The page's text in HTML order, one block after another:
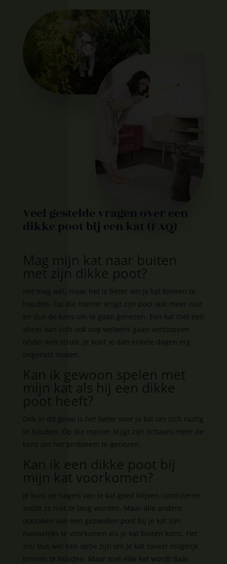
Veel gestelde vragen over een
dikke poot bij een kat (FAQ)
Mag mijn kat naar buiten
met zijn dikke poot?
Het mag wel, maar het is beter om je kat binnen te
houden. Op die manier krijgt zijn poot wat meer rust
en dus de kans om te gaan genezen. Een kat met een
abces kan zich ook nog weleens gaan verstoppen
onder een struik. Je kunt je dan enkele dagen erg
ongerust maken.
Kan ik gewoon spelen met
mijn kat als hij een dikke
poot heeft?
Ook in dit geval is het beter voor je kat om zich rustig
te houden. Op die manier krijgt zijn lichaam meer de
kans om het probleem te genezen.
Kan ik een dikke poot bij
mijn kat voorkomen?
Je kunt de nagels van je kat goed blijven controleren
zodat ze niet te lang worden. Maar alle andere
oorzaken van een gezwollen poot bij je kat zijn
nauwelijks te voorkomen als je kat buiten komt. Het
zou dus wel een optie zijn om je kat zoveel mogelijk
binnen te houden. Maar niet elke kat wordt daar